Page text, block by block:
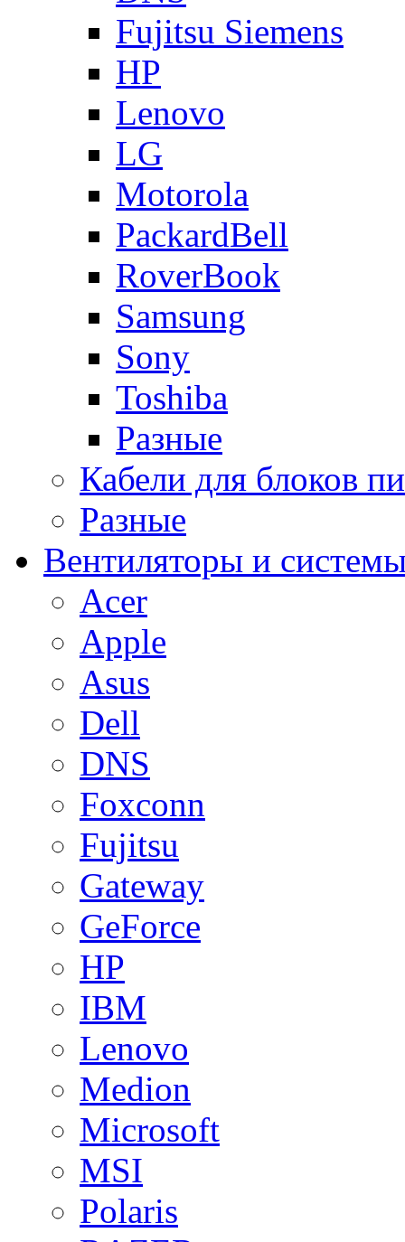
Fujitsu Siemens
HP
Lenovo
LG
Motorola
PackardBell
RoverBook
Samsung
Sony
Toshiba
Разные
Кабели для блоков
Разные
Вентиляторы и
Acer
Apple
Asus
Dell
DNS
Foxconn
Fujitsu
Gateway
GeForce
HP
IBM
Lenovo
Medion
Microsoft
MSI
Polaris